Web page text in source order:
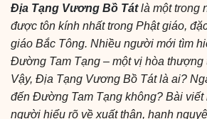
Địa Tạng Vương Bồ Tát là một trong
được tôn kính nhất trong Phật giáo,
giáo Bắc Tông. Nhiều người mới tìm
Đường Tam Tạng – một vị hòa thượng
Vậy, Địa Tạng Vương Bồ Tát là ai?
đến Đường Tam Tạng không? Bài viết
người hiểu rõ về xuất thân, hạnh